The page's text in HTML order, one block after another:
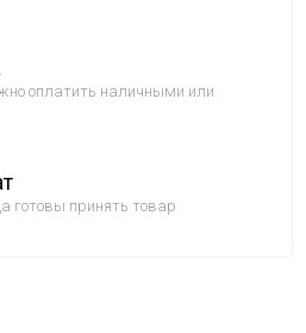
оплатить наличными или
готовы принять товар